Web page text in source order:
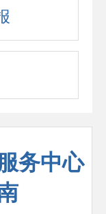
务中心